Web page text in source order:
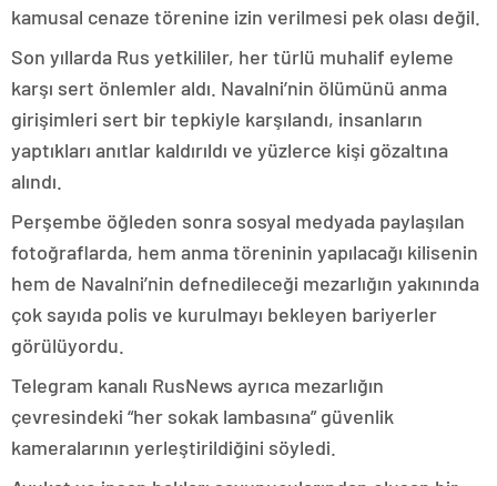
kamusal cenaze törenine izin verilmesi pek olası değil.
Son yıllarda Rus yetkililer, her türlü muhalif eyleme
karşı sert önlemler aldı. Navalni’nin ölümünü anma
girişimleri sert bir tepkiyle karşılandı, insanların
yaptıkları anıtlar kaldırıldı ve yüzlerce kişi gözaltına
alındı.
Perşembe öğleden sonra sosyal medyada paylaşılan
fotoğraflarda, hem anma töreninin yapılacağı kilisenin
hem de Navalni’nin defnedileceği mezarlığın yakınında
çok sayıda polis ve kurulmayı bekleyen bariyerler
görülüyordu.
Telegram kanalı RusNews ayrıca mezarlığın
çevresindeki “her sokak lambasına” güvenlik
kameralarının yerleştirildiğini söyledi.